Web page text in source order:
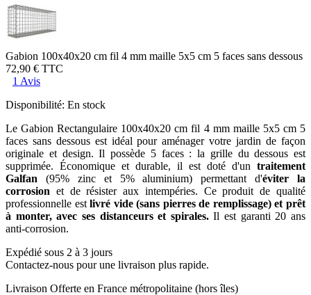
Gabion 100x40x20 cm fil 4 mm maille 5x5 cm 5 faces sans dessous
72,90 € TTC
1 Avis
Disponibilité: En stock
Le Gabion Rectangulaire 100x40x20 cm fil 4 mm maille 5x5 cm 5
faces sans dessous est idéal pour aménager votre jardin de façon
originale et design. Il possède 5 faces : la grille du dessous est
supprimée. Économique et durable, il est doté d'un traitement
Galfan (95% zinc et 5% aluminium) permettant d'éviter la
corrosion et de résister aux intempéries. Ce produit de qualité
professionnelle estlivré vide (sans pierres de remplissage) et prêt
à monter, avec ses distanceurs et spirales.Il est garanti 20 ans
anti-corrosion.
Expédié sous 2 à 3 jours
Contactez-nous pour une livraison plus rapide.
Livraison Offerte en France métropolitaine (hors îles)